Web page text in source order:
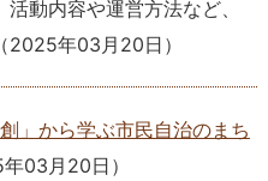
動内容や運営方法など、
（2025年03月20日 ）
」から学ぶ市民自治のまち
03月20日 ）